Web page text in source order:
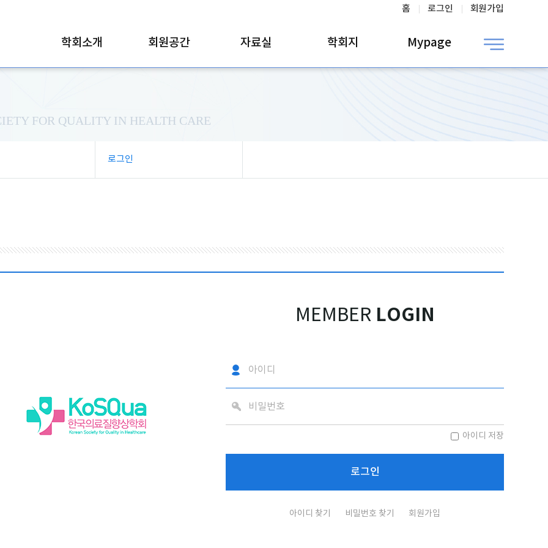
홈 로그인 회원가입
학회소개 회원공간 자료실 학회지 Mypage
FOR QUALITY IN HEALTH CARE
로그인
MEMBER LOGIN
아이디 저장
아이디 찾기 비밀번호 찾기 회원가입